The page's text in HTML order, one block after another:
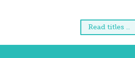
Read titles ..